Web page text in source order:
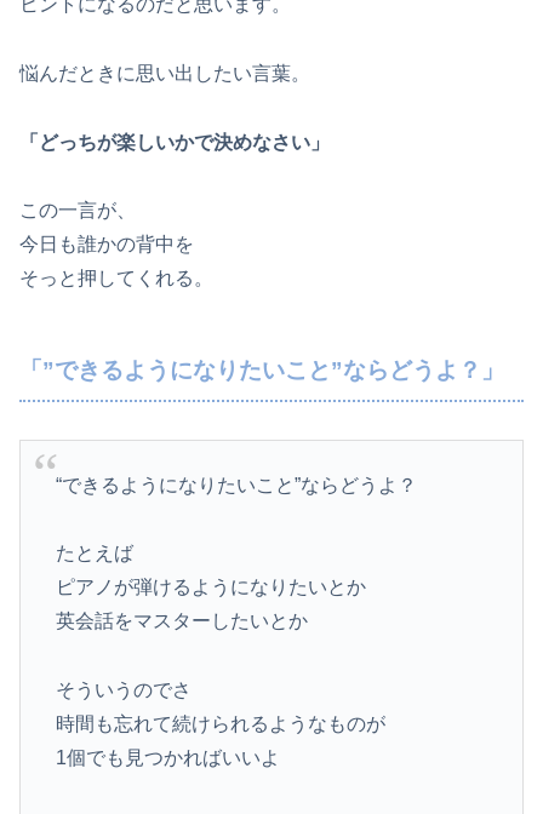
ヒントになるのだと思います。
悩んだときに思い出したい言葉。
「どっちが楽しいかで決めなさい」
この一言が、
今日も誰かの背中を
そっと押してくれる。
「”できるようになりたいこと”ならどうよ？」
“できるようになりたいこと”ならどうよ？
たとえば
ピアノが弾けるようになりたいとか
英会話をマスターしたいとか
そういうのでさ
時間も忘れて続けられるようなものが
1個でも見つかればいいよ